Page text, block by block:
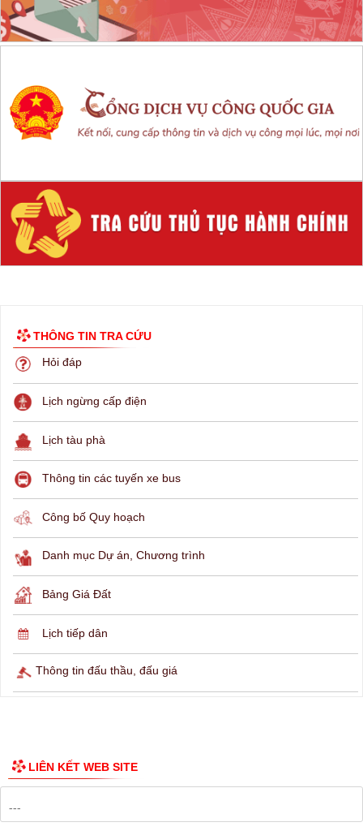
THÔNG TIN TRA CỨU
Hỏi đáp
Lịch ngừng cấp điện
Lịch tàu phà
Thông tin các tuyến xe bus
Công bố Quy hoạch
Danh mục Dự án, Chương trình
Bảng Giá Đất
Lịch tiếp dân
Thông tin đấu thầu, đấu giá
LIÊN KẾT WEB SITE